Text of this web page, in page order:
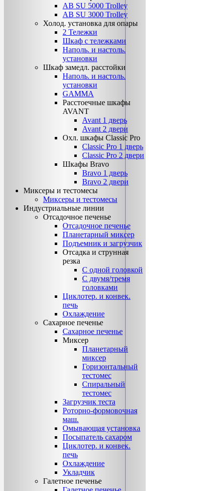
AB SU 5000 Trolley
AB SU 3000 Trolley
Холод. установка для опары
2 Тележки
Шкаф с тележками
Наполь. и настоль.
установки
Шкаф замедл. расстойки
Наполь. и настоль.
установки
GAMMA
Расстоечные шкафы
AVANT
Avant 1 дверь
Avant 2 двери
Охл. шкафы Classiс Pro
Classic Pro 1 дверь
Classic Pro 2 двери
Шкафы Bravo
Bravo 1 дверь
Bravo 2 двери
Миксеры и тестомесы
Миксеры и тестомесы
Индустриальные линии
Отсадочное печенье
Отсадочное печенье
Планетарный миксер
Подъемник и загрузчик
Отсадка и струнная
резка
С одной головкой
С двумя/тремя
головками
Циклотер. и конвек.
печь
Охлаждение
Сахарное печенье
Сахарное печенье
Миксер
Планетарный
миксер
Горизонтальный
тестомес
Спиральный
тестомес
Загрузчик теста
Роторно-формовочная
маш.
Омывающая установка
Посыпатель сахаром
Циклотер. и конвек.
печь
Охлаждение
Укладчик
Галетное печенье